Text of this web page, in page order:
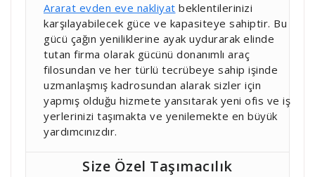
Ararat evden eve nakliyat beklentilerinizi
karşılayabilecek güce ve kapasiteye sahiptir. Bu
gücü çağın yeniliklerine ayak uydurarak elinde
tutan firma olarak gücünü donanımlı araç
filosundan ve her türlü tecrübeye sahip işinde
uzmanlaşmış kadrosundan alarak sizler için
yapmış olduğu hizmete yansıtarak yeni ofis ve iş
yerlerinizi taşımakta ve yenilemekte en büyük
yardımcınızdır.
Size Özel Taşımacılık